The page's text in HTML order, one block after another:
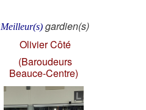
Meilleur(s) gardien(s)
Olivier Côté
(Baroudeurs
Beauce-Centre)